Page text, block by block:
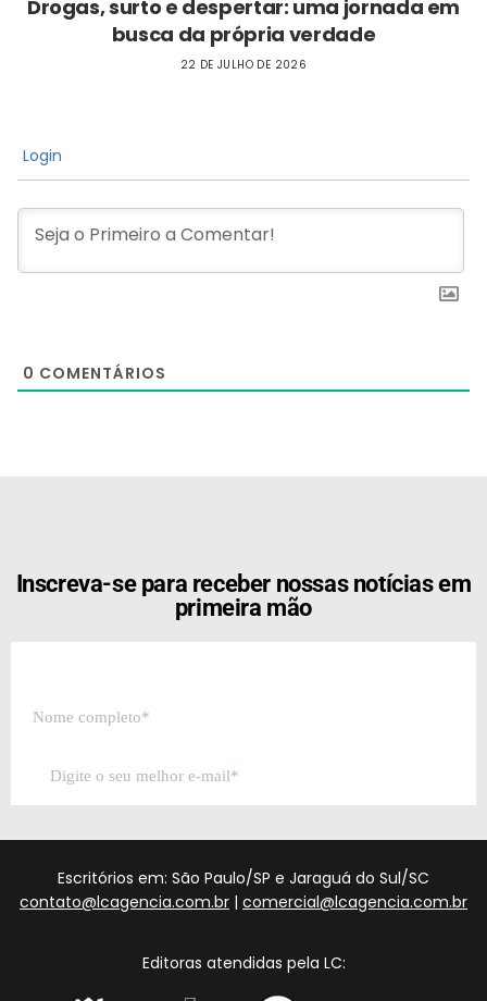
Drogas, surto e despertar: uma jornada em
busca da própria verdade
22 DE JULHO DE 2026
Login
0 COMENTÁRIOS
Inscreva-se para receber nossas notícias em
primeira mão
Escritórios em: São Paulo/SP e Jaraguá do Sul/SC
contato@lcagencia.com.br | comercial@lcagencia.com.br
Editoras atendidas pela LC: